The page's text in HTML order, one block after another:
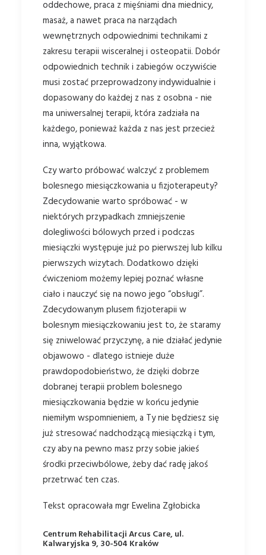
oddechowe, praca z mięśniami dna miednicy,
masaż, a nawet praca na narządach
wewnętrznych odpowiednimi technikami z
zakresu terapii wisceralnej i osteopatii. Dobór
odpowiednich technik i zabiegów oczywiście
musi zostać przeprowadzony indywidualnie i
dopasowany do każdej z nas z osobna - nie
ma uniwersalnej terapii, która zadziała na
każdego, ponieważ każda z nas jest przecież
inna, wyjątkowa.
Czy warto próbować walczyć z problemem
bolesnego miesiączkowania u fizjoterapeuty?
Zdecydowanie warto spróbować - w
niektórych przypadkach zmniejszenie
dolegliwości bólowych przed i podczas
miesiączki występuje już po pierwszej lub kilku
pierwszych wizytach. Dodatkowo dzięki
ćwiczeniom możemy lepiej poznać własne
ciało i nauczyć się na nowo jego “obsługi”.
Zdecydowanym plusem fizjoterapii w
bolesnym miesiączkowaniu jest to, że staramy
się zniwelować przyczynę, a nie działać jedynie
objawowo - dlatego istnieje duże
prawdopodobieństwo, że dzięki dobrze
dobranej terapii problem bolesnego
miesiączkowania będzie w końcu jedynie
niemiłym wspomnieniem, a Ty nie będziesz się
już stresować nadchodzącą miesiączką i tym,
czy aby na pewno masz przy sobie jakieś
środki przeciwbólowe, żeby dać radę jakoś
przetrwać ten czas.
Tekst opracowała mgr Ewelina Zgłobicka
Centrum Rehabilitacji Arcus Care, ul.
Kalwaryjska 9, 30-504 Kraków